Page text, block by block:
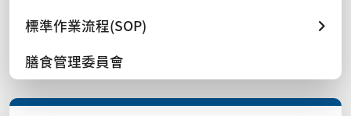
標準作業流程(SOP)
膳食管理委員會